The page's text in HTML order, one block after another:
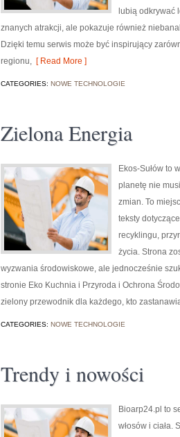
lubią odkrywać
znanych atrakcji, ale pokazuje również
Dzięki temu serwis może być inspirujący
regionu, [ Read More ]
CATEGORIES: NOWE TECHNOLOGIE
Zielona Energia
Ekos-Sułów to
planetę nie
zmian. To
teksty
recyklingu,
życia. Strona
wyzwania środowiskowe, ale jednocześnie
stronie Eko Kuchnia i Przyroda i Ochrona
zielony przewodnik dla każdego, kto
CATEGORIES: NOWE TECHNOLOGIE
Trendy i nowości
Bioarp24.pl to
włosów i ciała.